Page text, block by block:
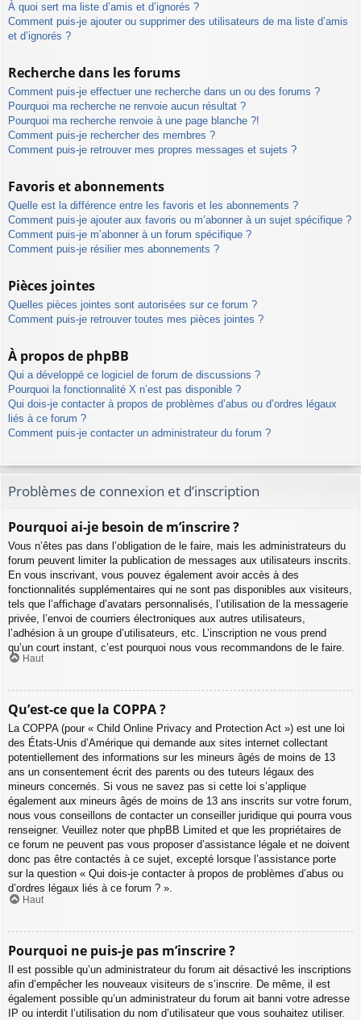
À quoi sert ma liste d’amis et d’ignorés ?
Comment puis-je ajouter ou supprimer des utilisateurs de ma liste d’amis
et d’ignorés ?
Recherche dans les forums
Comment puis-je effectuer une recherche dans un ou des forums ?
Pourquoi ma recherche ne renvoie aucun résultat ?
Pourquoi ma recherche renvoie à une page blanche ?!
Comment puis-je rechercher des membres ?
Comment puis-je retrouver mes propres messages et sujets ?
Favoris et abonnements
Quelle est la différence entre les favoris et les abonnements ?
Comment puis-je ajouter aux favoris ou m’abonner à un sujet spécifique ?
Comment puis-je m’abonner à un forum spécifique ?
Comment puis-je résilier mes abonnements ?
Pièces jointes
Quelles pièces jointes sont autorisées sur ce forum ?
Comment puis-je retrouver toutes mes pièces jointes ?
À propos de phpBB
Qui a développé ce logiciel de forum de discussions ?
Pourquoi la fonctionnalité X n’est pas disponible ?
Qui dois-je contacter à propos de problèmes d’abus ou d’ordres légaux
liés à ce forum ?
Comment puis-je contacter un administrateur du forum ?
Problèmes de connexion et d’inscription
Pourquoi ai-je besoin de m’inscrire ?
Vous n’êtes pas dans l’obligation de le faire, mais les administrateurs du
forum peuvent limiter la publication de messages aux utilisateurs inscrits.
En vous inscrivant, vous pouvez également avoir accès à des
fonctionnalités supplémentaires qui ne sont pas disponibles aux visiteurs,
tels que l’affichage d’avatars personnalisés, l’utilisation de la messagerie
privée, l’envoi de courriers électroniques aux autres utilisateurs,
l’adhésion à un groupe d’utilisateurs, etc. L’inscription ne vous prend
qu’un court instant, c’est pourquoi nous vous recommandons de le faire.
Haut
Qu’est-ce que la COPPA ?
La COPPA (pour « Child Online Privacy and Protection Act ») est une loi
des États-Unis d’Amérique qui demande aux sites internet collectant
potentiellement des informations sur les mineurs âgés de moins de 13
ans un consentement écrit des parents ou des tuteurs légaux des
mineurs concernés. Si vous ne savez pas si cette loi s’applique
également aux mineurs âgés de moins de 13 ans inscrits sur votre forum,
nous vous conseillons de contacter un conseiller juridique qui pourra vous
renseigner. Veuillez noter que phpBB Limited et que les propriétaires de
ce forum ne peuvent pas vous proposer d’assistance légale et ne doivent
donc pas être contactés à ce sujet, excepté lorsque l’assistance porte
sur la question « Qui dois-je contacter à propos de problèmes d’abus ou
d’ordres légaux liés à ce forum ? ».
Haut
Pourquoi ne puis-je pas m’inscrire ?
Il est possible qu’un administrateur du forum ait désactivé les inscriptions
afin d’empêcher les nouveaux visiteurs de s’inscrire. De même, il est
également possible qu’un administrateur du forum ait banni votre adresse
IP ou interdit l’utilisation du nom d’utilisateur que vous souhaitez utiliser.